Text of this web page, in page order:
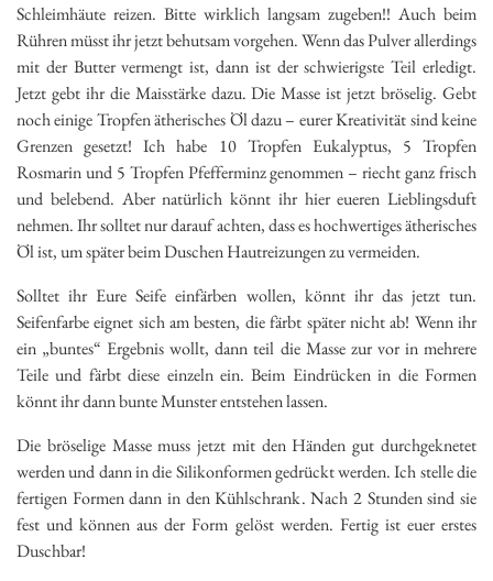
Schleimhäute reizen. Bitte wirklich langsam zugeben!! Auch beim
Rühren müsst ihr jetzt behutsam vorgehen. Wenn das Pulver allerdings
mit der Butter vermengt ist, dann ist der schwierigste Teil erledigt.
Jetzt gebt ihr die Maisstärke dazu. Die Masse ist jetzt bröselig. Gebt
noch einige Tropfen ätherisches Öl dazu – eurer Kreativität sind keine
Grenzen gesetzt! Ich habe 10 Tropfen Eukalyptus, 5 Tropfen
Rosmarin und 5 Tropfen Pfefferminz genommen – riecht ganz frisch
und belebend. Aber natürlich könnt ihr hier eueren Lieblingsduft
nehmen. Ihr solltet nur darauf achten, dass es hochwertiges ätherisches
Öl ist, um später beim Duschen Hautreizungen zu vermeiden.
Solltet ihr Eure Seife einfärben wollen, könnt ihr das jetzt tun.
Seifenfarbe eignet sich am besten, die färbt später nicht ab! Wenn ihr
ein „buntes“ Ergebnis wollt, dann teil die Masse zur vor in mehrere
Teile und färbt diese einzeln ein. Beim Eindrücken in die Formen
könnt ihr dann bunte Munster entstehen lassen.
Die bröselige Masse muss jetzt mit den Händen gut durchgeknetet
werden und dann in die Silikonformen gedrückt werden. Ich stelle die
fertigen Formen dann in den Kühlschrank. Nach 2 Stunden sind sie
fest und können aus der Form gelöst werden. Fertig ist euer erstes
Duschbar!